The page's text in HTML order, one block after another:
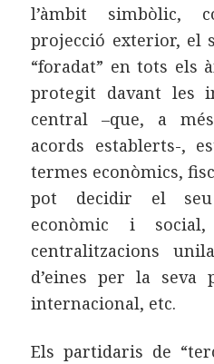
l’àmbit simbòlic,
projecció exterior, el
“foradat” en tots els
protegit davant les
central –que, a
acords establerts-,
termes econòmics,
pot decidir el seu
econòmic i
centralitzacions
d’eines per la seva
internacional, etc.
Els partidaris de